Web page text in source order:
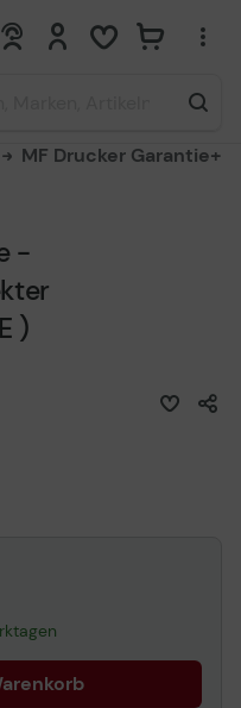
0 0
MF Drucker Garantie+
-
)